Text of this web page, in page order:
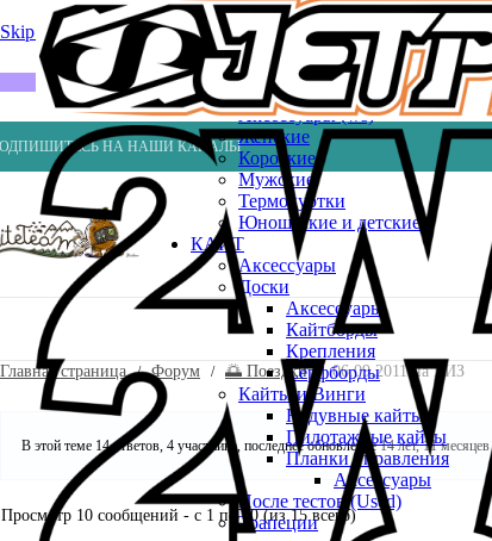
Skip to navigation Skip to main content
НА НАШИ КАНАЛЫ
Весла
Насосы
ВЕЙК
Шлемы
ГИДРОКОСТЮМЫ
Аксессуары (ws)
Женские
Короткие
Мужские
Термокуртки
Юношеские и детские
КАЙТ
Аксессуары
Доски
Аксессуары
Кайтборды
Крепления
Серфборды
Кайты и Винги
Надувные кайты
Пилотажные кайты
Планки управления
Аксессуары
После тестов (Used)
Трапеции
Главная страница Форум 🌅 Поездки 06.09.2011 на ВИЗ
В этой теме 14 ответов, 4 участника, последнее обновление14 лет, 11 месяцев
Просмотр 10 сообщений - с 1 по 10 (из 15 всего)